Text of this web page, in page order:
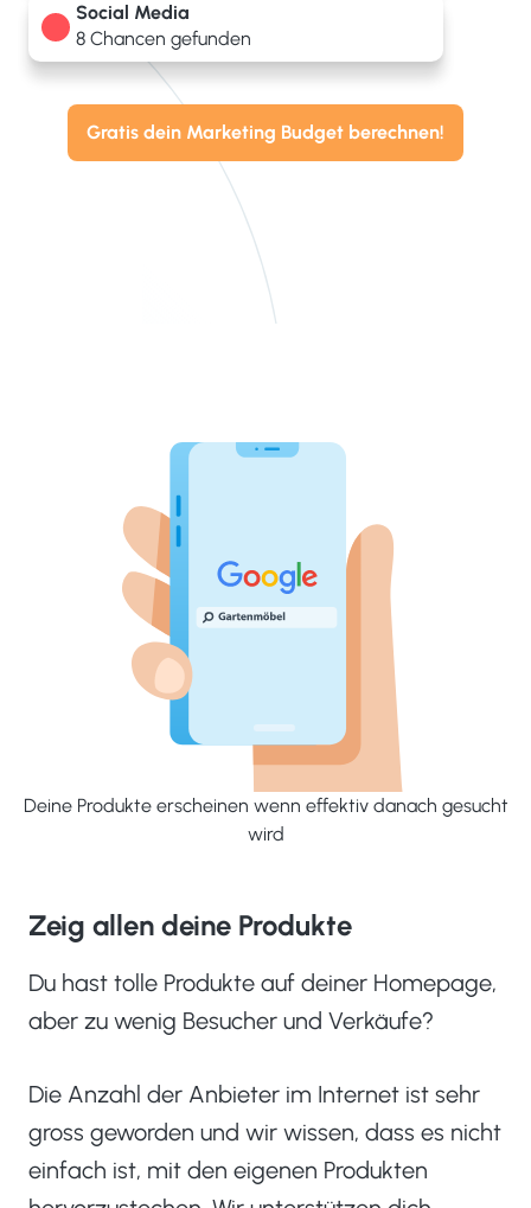
Social Media
8 Chancen gefunden
Gratis dein Marketing Budget berechnen!
Zeig allen deine Produkte
Du hast tolle Produkte auf deiner Homepage,
aber zu wenig Besucher und Verkäufe?
Die Anzahl der Anbieter im Internet ist sehr
gross geworden und wir wissen, dass es nicht
einfach ist, mit den eigenen Produkten
Deine Produkte erscheinen wenn effektiv danach gesucht
wird